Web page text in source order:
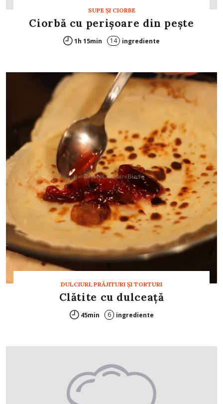
SUPE ŞI CIORBE
Ciorbă cu perişoare din peşte
1h 15min 14 ingrediente
DULCIURI, PRĂJITURI ȘI TORTURI
Clătite cu dulceaţă
45min 6 ingrediente